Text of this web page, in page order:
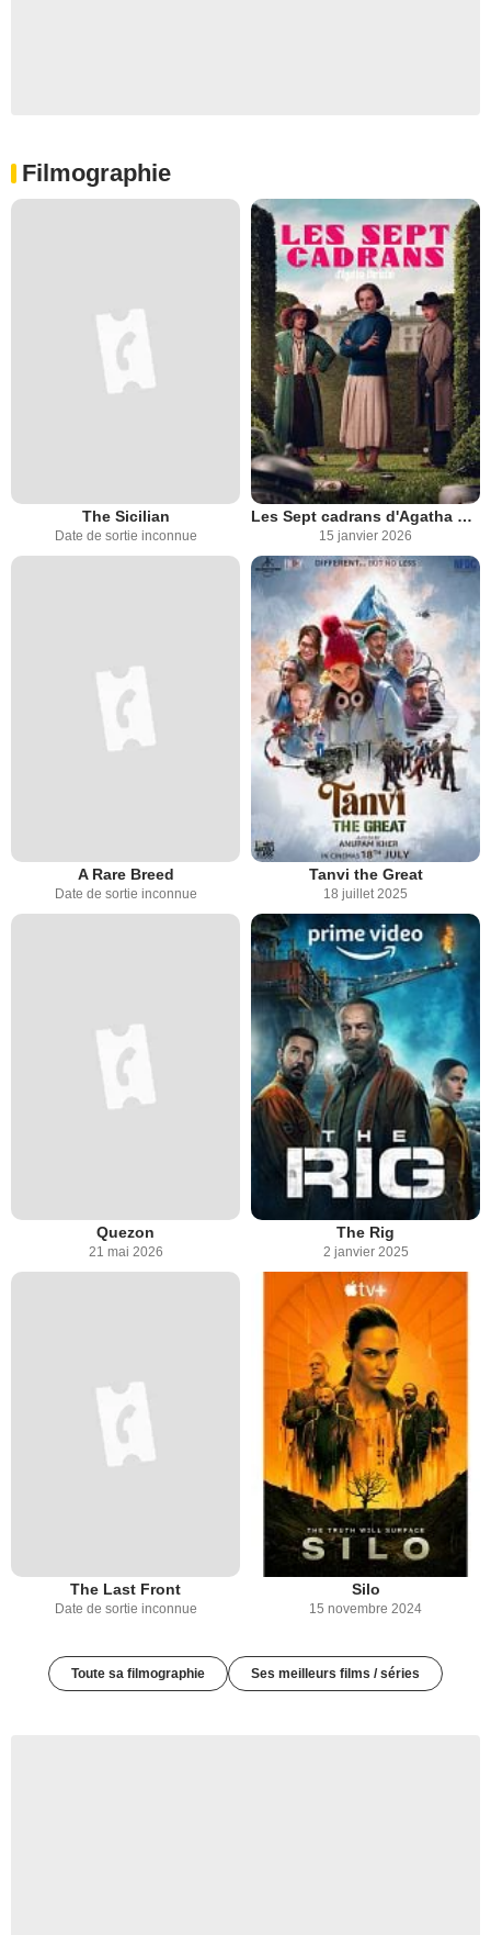
Filmographie
The Sicilian
Date de sortie inconnue
Les Sept cadrans d'Agatha Christie
15 janvier 2026
A Rare Breed
Date de sortie inconnue
Tanvi the Great
18 juillet 2025
Quezon
21 mai 2026
The Rig
2 janvier 2025
The Last Front
Date de sortie inconnue
Silo
15 novembre 2024
Toute sa filmographie Ses meilleurs films / séries